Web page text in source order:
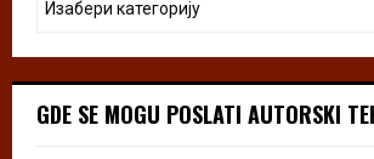
GDE SE MOGU POSLATI AUTORSKI